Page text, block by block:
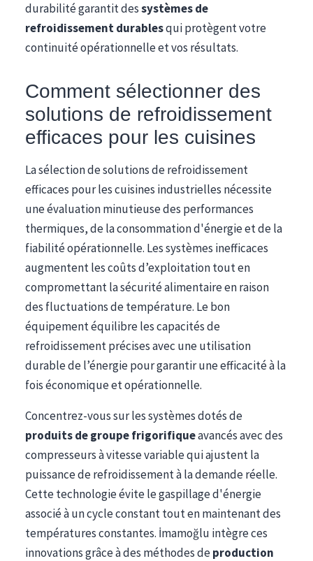
durabilité garantit dessystèmes de
refroidissement durablesqui protègent votre
continuité opérationnelle et vos résultats.
Comment sélectionner des
solutions de refroidissement
efficaces pour les cuisines
La sélection de solutions de refroidissement
efficaces pour les cuisines industrielles nécessite
une évaluation minutieuse des performances
thermiques, de la consommation d'énergie et de la
fiabilité opérationnelle. Les systèmes inefficaces
augmentent les coûts d’exploitation tout en
compromettant la sécurité alimentaire en raison
des fluctuations de température. Le bon
équipement équilibre les capacités de
refroidissement précises avec une utilisation
durable de l’énergie pour garantir une efficacité à la
fois économique et opérationnelle.
Concentrez-vous sur les systèmes dotés de
produits de groupe frigorifiqueavancés avec des
compresseurs à vitesse variable qui ajustent la
puissance de refroidissement à la demande réelle.
Cette technologie évite le gaspillage d'énergie
associé à un cycle constant tout en maintenant des
températures constantes. İmamoğlu intègre ces
innovations grâce à des méthodes deproduction